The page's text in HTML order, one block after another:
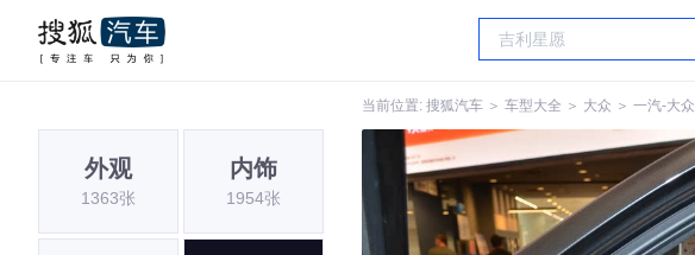
当前位置: 搜狐汽车 ＞ 车型大全 ＞ 大众 ＞ 一汽-大众
外观
1363张
内饰
1954张